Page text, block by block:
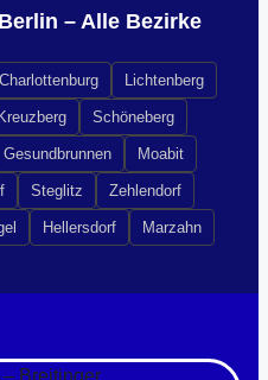
– Alle Bezirke
Charlottenburg Lichtenberg
Kreuzberg Schöneberg
Gesundbrunnen Moabit
Steglitz Zehlendorf
Hellersdorf Marzahn